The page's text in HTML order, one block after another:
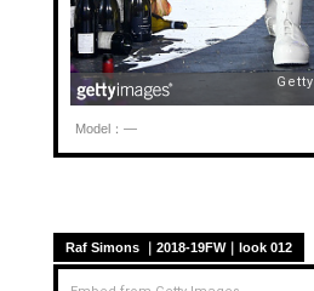
Model：—
Raf Simons ｜2018-19FW｜look 012